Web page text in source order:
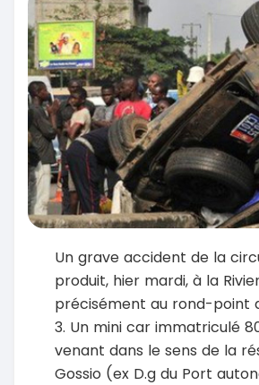
Un grave accident de la
produit, hier mardi, à la
précisément au rond-point
3. Un mini car immatriculé
venant dans le sens de la
Gossio (ex D.g du Port